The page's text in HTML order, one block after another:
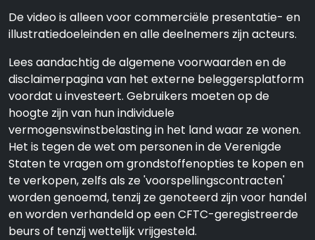
De video is alleen voor commerciële presentatie- en
illustratiedoeleinden en alle deelnemers zijn acteurs.
Lees aandachtig de algemene voorwaarden en de
disclaimerpagina van het externe beleggersplatform
voordat u investeert. Gebruikers moeten op de
hoogte zijn van hun individuele
vermogenswinstbelasting in het land waar ze wonen.
Het is tegen de wet om personen in de Verenigde
Staten te vragen om grondstoffenopties te kopen en
te verkopen, zelfs als ze 'voorspellingscontracten'
worden genoemd, tenzij ze genoteerd zijn voor handel
en worden verhandeld op een CFTC-geregistreerde
beurs of tenzij wettelijk vrijgesteld.